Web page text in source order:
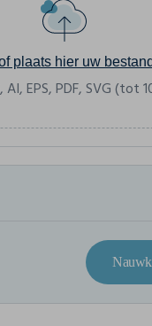
plaats hier uw
AI, EPS, PDF, SVG (tot